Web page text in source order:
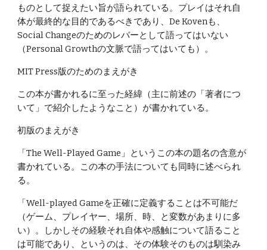
ものとして捉えたい旨が語られている。プレイはそれ自
体が最終的な目的であるべきであり、De Kovenも、
Social Changeのためのレバーとして語ってはいない
（Personal Growthの文脈で語ってはいても）。
MIT Press版のためのまえがき
この本が書かれるに至った経緯（主に前述の「著者につ
いて」で紹介したようなこと）が書かれている。
初版のまえがき
「The Well-Played Game」というこの本の題名の含意が
書かれている。この本の手法についても同時に述べられ
る。
「Well-played Gameを正確に定義することは不可能だ
（ゲーム、プレイヤー、場所、時、と変数があまりに多
い）。しかしその経験それ自体や感触について語ること
は可能であり、というのは、その体験そのものは馴染み